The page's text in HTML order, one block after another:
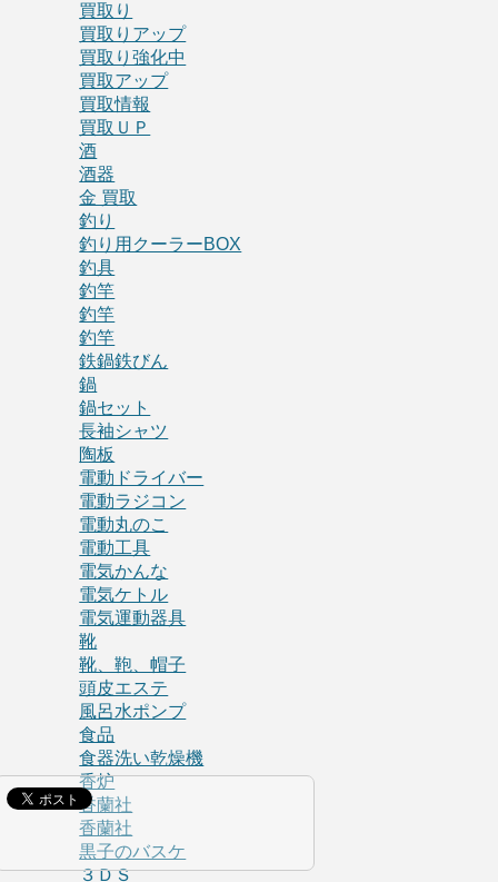
買取り
買取りアップ
買取り強化中
買取アップ
買取情報
買取ＵＰ
酒
酒器
金 買取
釣り
釣り用クーラーBOX
釣具
釣竿
釣竿
釣竿
鉄鍋鉄びん
鍋
鍋セット
長袖シャツ
陶板
電動ドライバー
電動ラジコン
電動丸のこ
電動工具
電気かんな
電気ケトル
電気運動器具
靴
靴、鞄、帽子
頭皮エステ
風呂水ポンプ
食品
食器洗い乾燥機
香炉
香蘭社
香蘭社
黒子のバスケ
３ＤＳ